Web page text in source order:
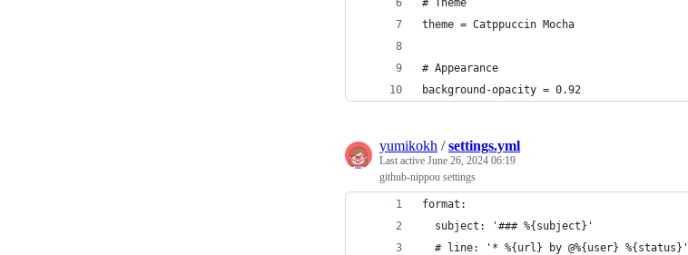
# Theme
theme = Catppuccin Mocha
# Appearance
background-opacity = 0.92
yumikokh /settings.yml
Last active June 26, 2024 06:19
github-nippou settings
format:
  subject: '### %{subject}'
  # line: '* %{url} by @%{user} %{status}'